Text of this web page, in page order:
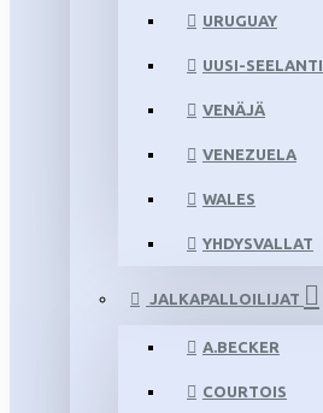
URUGUAY
UUSI-SEELANTI
VENÄJÄ
VENEZUELA
WALES
YHDYSVALLAT
JALKAPALLOILIJAT
A.BECKER
COURTOIS